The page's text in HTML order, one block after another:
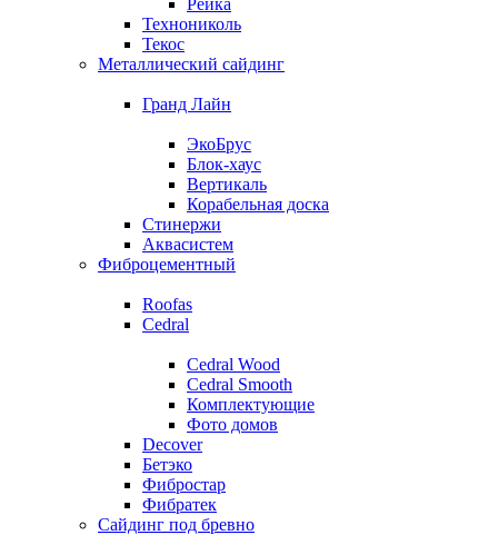
Рейка
Технониколь
Текос
Металлический сайдинг
Гранд Лайн
ЭкоБрус
Блок-хаус
Вертикаль
Корабельная доска
Стинержи
Аквасистем
Фиброцементный
Roofas
Cedral
Cedral Wood
Cedral Smooth
Комплектующие
Фото домов
Decover
Бетэко
Фибростар
Фибратек
Сайдинг под бревно